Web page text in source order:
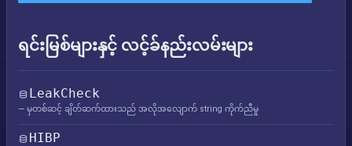
ရင်းမြစ်များနှင့် လင့်ခ်နည်းလမ်းများ
LeakCheck
— မှတစ်ဆင့် ချိတ်ဆက်ထားသည် အလိုအလျောက် string ကိုက်ညီမှု
HIBP